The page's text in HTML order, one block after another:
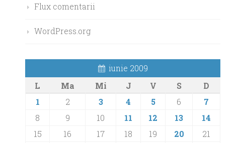
Flux comentarii
WordPress.org
iunie 2009
L
Ma Mi J V S
D
1
2 3 4 5 6
7
8
9 10 11 12 13
14
15
16 17 18 19 20
21